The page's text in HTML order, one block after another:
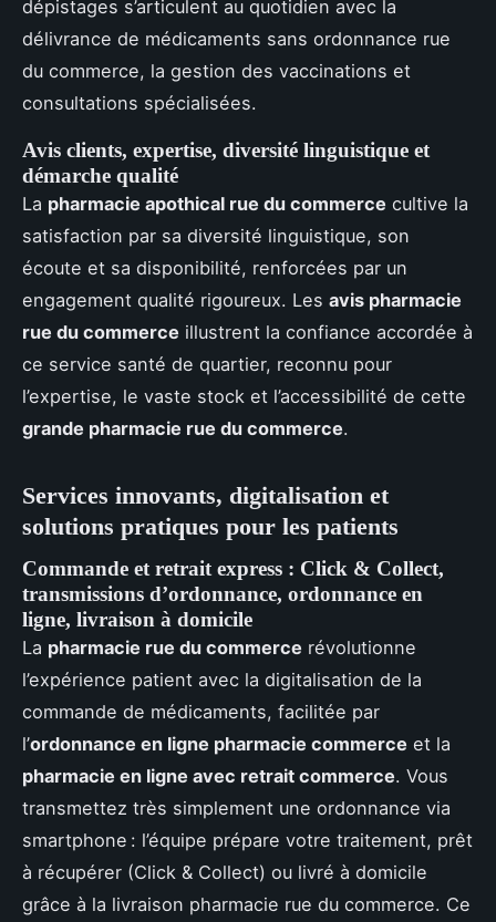
dépistages s’articulent au quotidien avec la
délivrance de médicaments sans ordonnance rue
du commerce, la gestion des vaccinations et
consultations spécialisées.
Avis clients, expertise, diversité linguistique et
démarche qualité
La pharmacie apothical rue du commerce cultive la
satisfaction par sa diversité linguistique, son
écoute et sa disponibilité, renforcées par un
engagement qualité rigoureux. Les avis pharmacie
rue du commerce illustrent la confiance accordée à
ce service santé de quartier, reconnu pour
l’expertise, le vaste stock et l’accessibilité de cette
grande pharmacie rue du commerce.
Services innovants, digitalisation et
solutions pratiques pour les patients
Commande et retrait express : Click & Collect,
transmissions d’ordonnance, ordonnance en
ligne, livraison à domicile
La pharmacie rue du commerce révolutionne
l’expérience patient avec la digitalisation de la
commande de médicaments, facilitée par
l’ordonnance en ligne pharmacie commerce et la
pharmacie en ligne avec retrait commerce. Vous
transmettez très simplement une ordonnance via
smartphone : l’équipe prépare votre traitement, prêt
à récupérer (Click & Collect) ou livré à domicile
grâce à la livraison pharmacie rue du commerce. Ce